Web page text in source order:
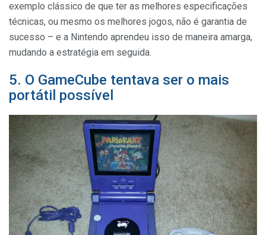
exemplo clássico de que ter as melhores especificações
técnicas, ou mesmo os melhores jogos, não é garantia de
sucesso – e a Nintendo aprendeu isso de maneira amarga,
mudando a estratégia em seguida.
5. O GameCube tentava ser o mais
portátil possível